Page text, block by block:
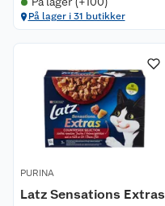
På lager i 31 butikker
PURINA
Latz Sensations Extras